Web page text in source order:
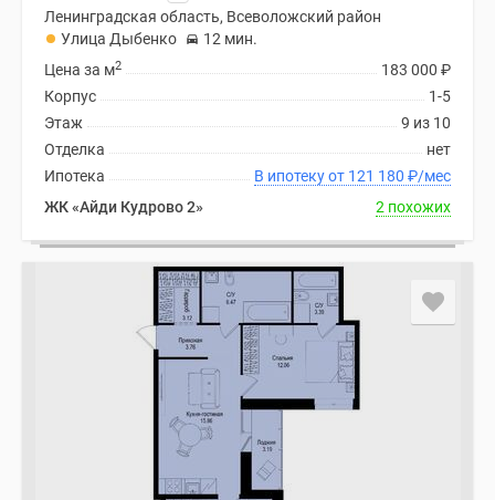
Ленинградская область, Всеволожский район
Улица Дыбенко
12 мин.
183 000 ₽
Цена за м2
1-5
Корпус
9 из 10
Этаж
нет
Отделка
В ипотеку от 121 180 ₽/мес
Ипотека
ЖК «Айди Кудрово 2»
2 похожих